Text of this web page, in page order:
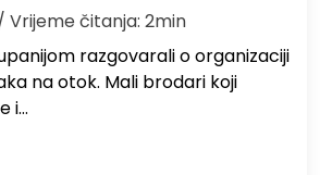
Vrijeme čitanja: 2min
razgovarali o organizaciji
na otok. Mali brodari koji
i…